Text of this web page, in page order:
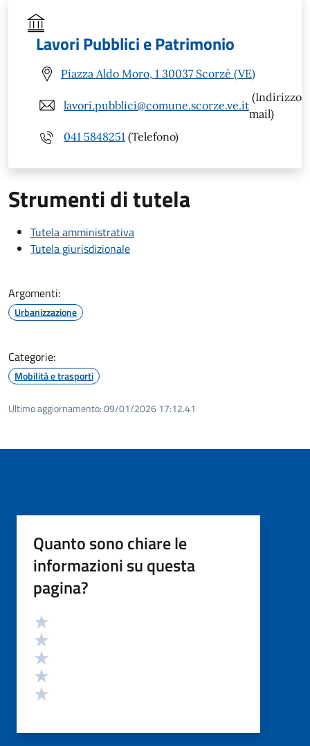
Lavori Pubblici e Patrimonio
Piazza Aldo Moro, 1 30037 Scorzè (VE)
lavori.pubblici@comune.scorze.ve.it
(Indirizzo
mail)
041 5848251 (Telefono)
Strumenti di tutela
Tutela amministrativa
Tutela giurisdizionale
Argomenti:
Urbanizzazione
Categorie:
Mobilità e trasporti
Ultimo aggiornamento:09/01/2026 17:12.41
Quanto sono chiare le
informazioni su questa
pagina?
Valutazione